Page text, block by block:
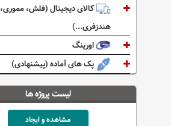
کالای دیجیتال (فلش، مموری،
هندزفری...)
اورینگ
پک های آماده (پیشنهادی)
لیست پروژه ها
مشاهده و ایجاد